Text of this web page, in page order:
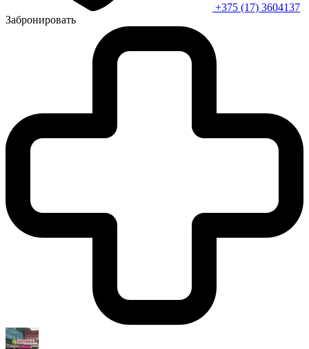
+375 (17) 3604137
Забронировать